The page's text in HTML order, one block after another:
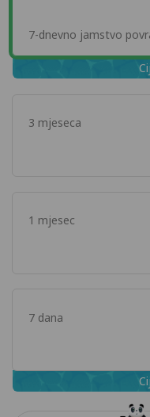
7-dnevno jamstvo
3 mjeseca
1 mjesec
7 dana